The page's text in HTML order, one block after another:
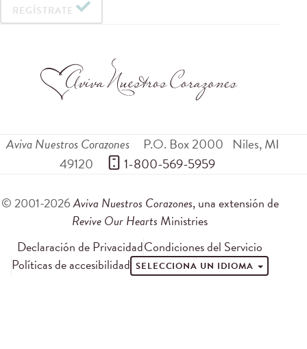
REGÍSTRATE
Aviva Nuestros Corazones P.O. Box 2000 Niles,MI
49120
1-800-569-5959
© 2001-2026Aviva Nuestros Corazones, una extensión de
Revive Our Hearts Ministries
Declaración de PrivacidadCondiciones del Servicio
Políticas de accesibilidad SELECCIONA UN IDIOMA